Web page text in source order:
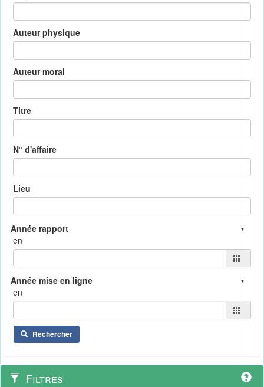
Auteur physique
Auteur moral
Titre
N° d'affaire
Lieu
en
en
Rechercher
Filtres